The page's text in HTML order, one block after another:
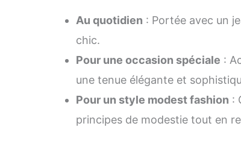
Au quotidien : Portée avec un
chic.
Pour une occasion spéciale :
une tenue élégante et
Pour un style modest fashion :
principes de modestie tout en